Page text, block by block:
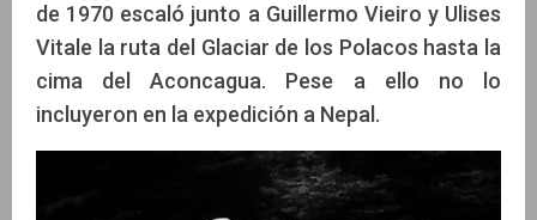
de 1970 escaló junto a Guillermo Vieiro y Ulises
Vitale la ruta del Glaciar de los Polacos hasta la
cima del Aconcagua. Pese a ello no lo
incluyeron en la expedición a Nepal.